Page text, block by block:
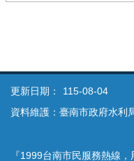
更新日期：
115-08-04
資料維護：臺南市政府水利
『1999台南市民服務熱線